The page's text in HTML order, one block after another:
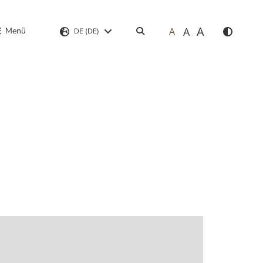
Menü DE (DE) SuchenA A A